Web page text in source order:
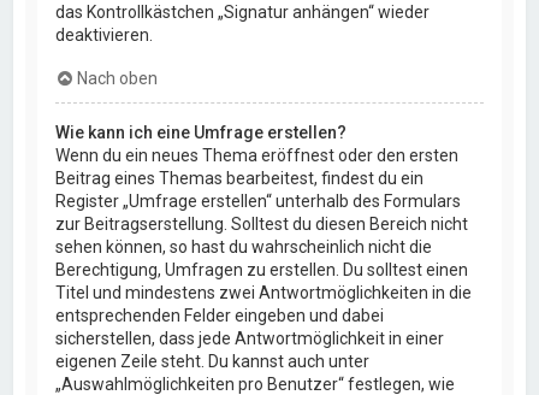
das Kontrollkästchen „Signatur anhängen“ wieder
deaktivieren.
Nach oben
Wie kann ich eine Umfrage erstellen?
Wenn du ein neues Thema eröffnest oder den ersten
Beitrag eines Themas bearbeitest, findest du ein
Register „Umfrage erstellen“ unterhalb des Formulars
zur Beitragserstellung. Solltest du diesen Bereich nicht
sehen können, so hast du wahrscheinlich nicht die
Berechtigung, Umfragen zu erstellen. Du solltest einen
Titel und mindestens zwei Antwortmöglichkeiten in die
entsprechenden Felder eingeben und dabei
sicherstellen, dass jede Antwortmöglichkeit in einer
eigenen Zeile steht. Du kannst auch unter
„Auswahlmöglichkeiten pro Benutzer“ festlegen, wie